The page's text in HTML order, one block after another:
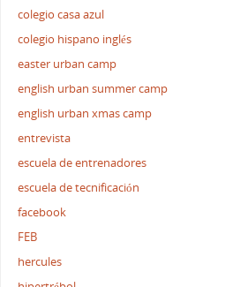
colegio casa azul
colegio hispano inglés
easter urban camp
english urban summer camp
english urban xmas camp
entrevista
escuela de entrenadores
escuela de tecnificación
facebook
FEB
hercules